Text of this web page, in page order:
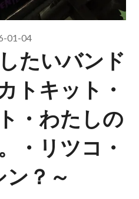
01-04
たいバンド
トキット・
・わたしの
・リツコ・
ン？～